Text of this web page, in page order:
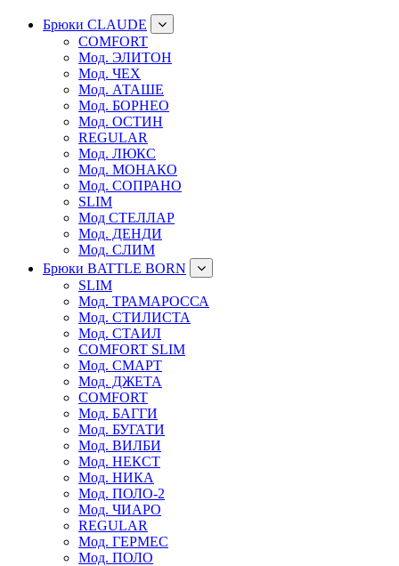
Брюки CLAUDE
COMFORT
Мод. ЭЛИТОН
Мод. ЧЕХ
Мод. АТАШЕ
Мод. БОРНЕО
Мод. ОСТИН
REGULAR
Мод. ЛЮКС
Мод. МОНАКО
Мод. СОПРАНО
SLIM
Мод СТЕЛЛАР
Мод. ДЕНДИ
Мод. СЛИМ
Брюки BATTLE BORN
SLIM
Мод. ТРАМАРОССА
Мод. СТИЛИСТА
Мод. СТАИЛ
COMFORT SLIM
Мод. СМАРТ
Мод. ДЖЕТА
COMFORT
Мод. БАГГИ
Мод. БУГАТИ
Мод. ВИЛБИ
Мод. НЕКСТ
Мод. НИКА
Мод. ПОЛО-2
Мод. ЧИАРО
REGULAR
Мод. ГЕРМЕС
Мод. ПОЛО